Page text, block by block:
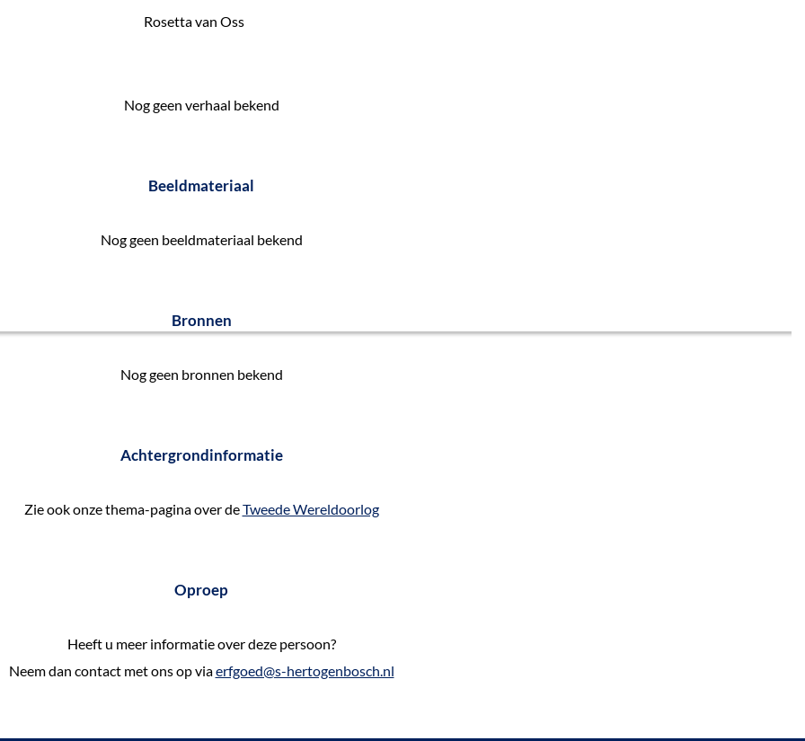
Rosetta van Oss
Nog geen verhaal bekend
Beeldmateriaal
Nog geen beeldmateriaal bekend
Bronnen
Nog geen bronnen bekend
Achtergrondinformatie
Zie ook onze thema-pagina over deTweede Wereldoorlog
Oproep
Heeft u meer informatie over deze persoon?
Neem dan contact met ons op viaerfgoed@s-hertogenbosch.nl